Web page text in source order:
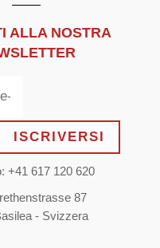
ALLA NOSTRA
ISCRIVERSI
+41 617 120 620
87
- Svizzera